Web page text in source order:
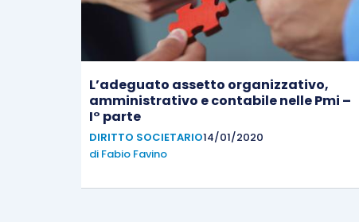
L’adeguato assetto organizzativo,
amministrativo e contabile nelle Pmi –
I° parte
DIRITTO SOCIETARIO14/01/2020
di Fabio Favino